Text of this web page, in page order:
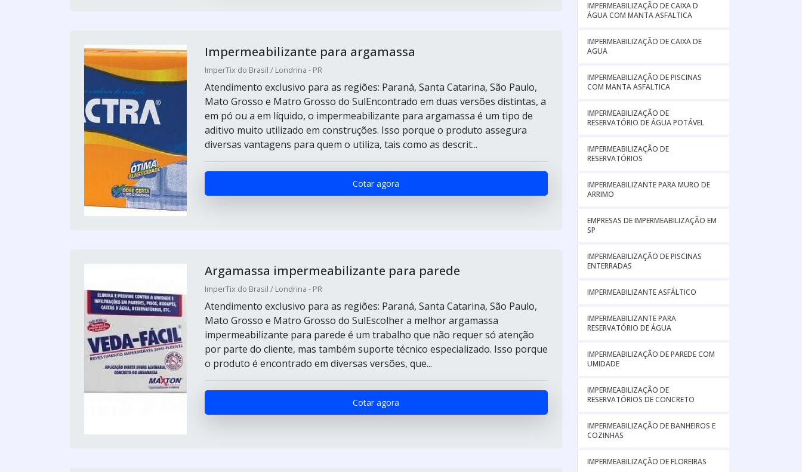
Impermeabilizante para argamassa
ImperTix do Brasil / Londrina - PR
Atendimento exclusivo para as regiões: Paraná, Santa Catarina, São Paulo,
Mato Grosso e Matro Grosso do SulEncontrado em duas versões distintas, a
em pó ou a em líquido, o impermeabilizante para argamassa é um tipo de
aditivo muito utilizado em construções. Isso porque o produto assegura
diversas vantagens para quem o utiliza, tais como as descrit...
Cotar agora
Argamassa impermeabilizante para parede
ImperTix do Brasil / Londrina - PR
Atendimento exclusivo para as regiões: Paraná, Santa Catarina, São Paulo,
Mato Grosso e Matro Grosso do SulEscolher a melhor argamassa
impermeabilizante para parede é um trabalho que não requer só atenção
por parte do cliente, mas também suporte técnico especializado. Isso porque
o produto é encontrado em diversas versões, que...
Cotar agora
IMPERMEABILIZAÇÃO DE CAIXA D
ÁGUA COM MANTA ASFALTICA
IMPERMEABILIZAÇÃO DE CAIXA DE
AGUA
IMPERMEABILIZAÇÃO DE PISCINAS
COM MANTA ASFALTICA
IMPERMEABILIZAÇÃO DE
RESERVATÓRIO DE ÁGUA POTÁVEL
IMPERMEABILIZAÇÃO DE
RESERVATÓRIOS
IMPERMEABILIZANTE PARA MURO DE
ARRIMO
EMPRESAS DE IMPERMEABILIZAÇÃO EM
SP
IMPERMEABILIZAÇÃO DE PISCINAS
ENTERRADAS
IMPERMEABILIZANTE ASFÁLTICO
IMPERMEABILIZANTE PARA
RESERVATÓRIO DE ÁGUA
IMPERMEABILIZAÇÃO DE PAREDE COM
UMIDADE
IMPERMEABILIZAÇÃO DE
RESERVATÓRIOS DE CONCRETO
IMPERMEABILIZAÇÃO DE BANHEIROS E
COZINHAS
IMPERMEABILIZAÇÃO DE FLOREIRAS